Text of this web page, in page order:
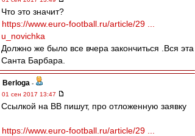
Что это значит?
https://www.euro-football.ru/article/29 ...
u_novichka
Должно же было все вчера закончиться .Вся эта
Санта Барбара.
Berloga -
01 сен 2017 13:47
Ссылкой на ВВ пишут, про отложенную заявку
https://www.euro-football.ru/article/29 ...